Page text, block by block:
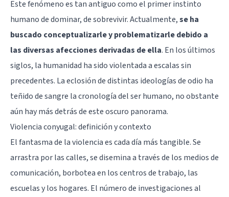
Este fenómeno es tan antiguo como el primer instinto
humano de dominar, de sobrevivir. Actualmente,se ha
buscado conceptualizarle y problematizarle debido a
las diversas afecciones derivadas de ella. En los últimos
siglos, la humanidad ha sido violentada a escalas sin
precedentes. La eclosión de distintas ideologías de odio ha
teñido de sangre la cronología del ser humano, no obstante
aún hay más detrás de este oscuro panorama.
Violencia conyugal: definición y contexto
El fantasma de la violencia es cada día más tangible. Se
arrastra por las calles, se disemina a través de los medios de
comunicación, borbotea en los centros de trabajo, las
escuelas y los hogares. El número de investigaciones al